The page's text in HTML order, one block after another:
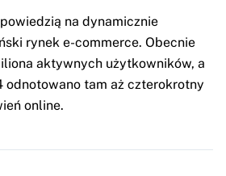
na dynamicznie
rynek e-commerce. Obecnie
aktywnych użytkowników, a
tam aż czterokrotny
online.